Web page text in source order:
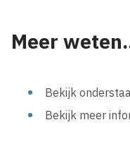
Meer
Bekijk
Bekijk meer